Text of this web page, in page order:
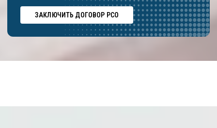
ЗАКЛЮЧИТЬ ДОГОВОР РСО